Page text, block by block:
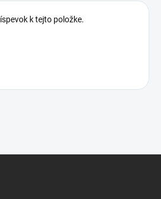
k tejto položke.